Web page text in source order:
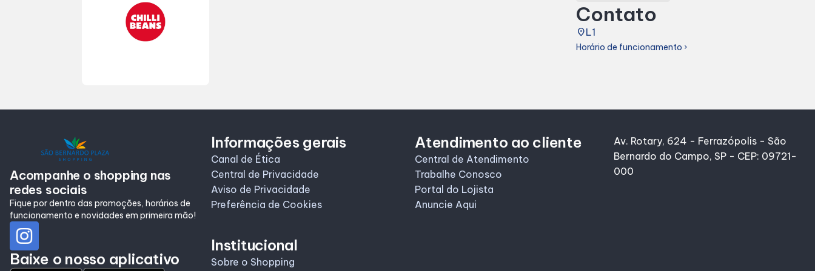
Contato
placeL1
Horário de funcionamento chevron_right
Acompanhe o shopping nas
redes sociais
Fique por dentro das promoções, horários de
funcionamento e novidades em primeira mão!
Baixe o nosso aplicativo
Informações gerais
Canal de Ética
Central de Privacidade
Aviso de Privacidade
Preferência de Cookies
Institucional
Sobre o Shopping
Atendimento ao cliente
Central de Atendimento
Trabalhe Conosco
Portal do Lojista
Anuncie Aqui
Av. Rotary, 624 - Ferrazópolis - São
Bernardo do Campo, SP - CEP: 09721-
000